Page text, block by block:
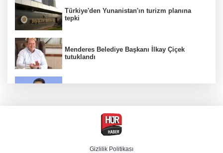
Türkiye'den Yunanistan'ın turizm planına
tepki
Menderes Belediye Başkanı İlkay Çiçek
tutuklandı
Hür Ağbaba soruşturmasında MASAK para
hareketlerini inceledi
Gizlilik Politikası